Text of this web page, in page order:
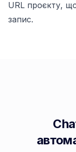
URL проєкту,
запис.